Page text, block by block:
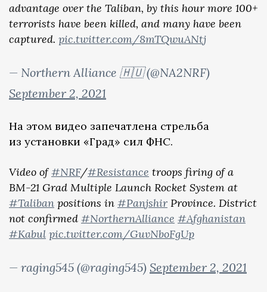
advantage over the Taliban, by this hour more 100+
terrorists have been killed, and many have been
captured. pic.twitter.com/8mTQwuANtj
— Northern Alliance 🇭🇺 (@NA2NRF)
September 2, 2021
На этом видео запечатлена стрельба
из установки «Град» сил ФНС.
Video of#NRF/#Resistance troops firing of a
BM-21 Grad Multiple Launch Rocket System at
#Taliban positions in #Panjshir Province. District
not confirmed #NorthernAlliance #Afghanistan
#Kabul pic.twitter.com/GuvNboFgUp
— raging545 (@raging545) September 2, 2021